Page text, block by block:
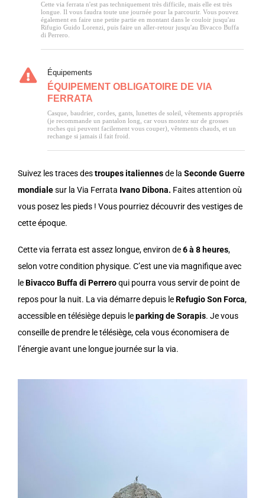
Cette via ferrata n'est pas techniquement très difficile, mais elle est très
longue. Il vous faudra toute une journée pour la parcourir. Vous pouvez
également en faire une petite partie en montant dans le couloir jusqu'au
Rifugio Guido Lorenzi, puis faire un aller-retour jusqu'au Bivacco Buffa
di Perrero.
Équipements
ÉQUIPEMENT OBLIGATOIRE DE VIA
FERRATA
Casque, baudrier, cordes, gants, lunettes de soleil, vêtements appropriés
(je recommande un pantalon long, car vous montez sur de grosses
roches qui peuvent facilement vous couper), vêtements chauds, et un
rechange si jamais il fait froid.
Suivez les traces destroupes italiennesde la Seconde Guerre
mondialesur la Via Ferrata Ivano Dibona. Faites attention où
vous posez les pieds ! Vous pourriez découvrir des vestiges de
cette époque.
Cette via ferrata est assez longue, environ de6 à 8 heures,
selon votre condition physique. C’est une via magnifique avec
leBivacco Buffa di Perreroqui pourra vous servir de point de
repos pour la nuit. La via démarre depuis leRefugio Son Forca,
accessible en télésiège depuis leparking de Sorapis. Je vous
conseille de prendre le télésiège, cela vous économisera de
l’énergie avant une longue journée sur la via.